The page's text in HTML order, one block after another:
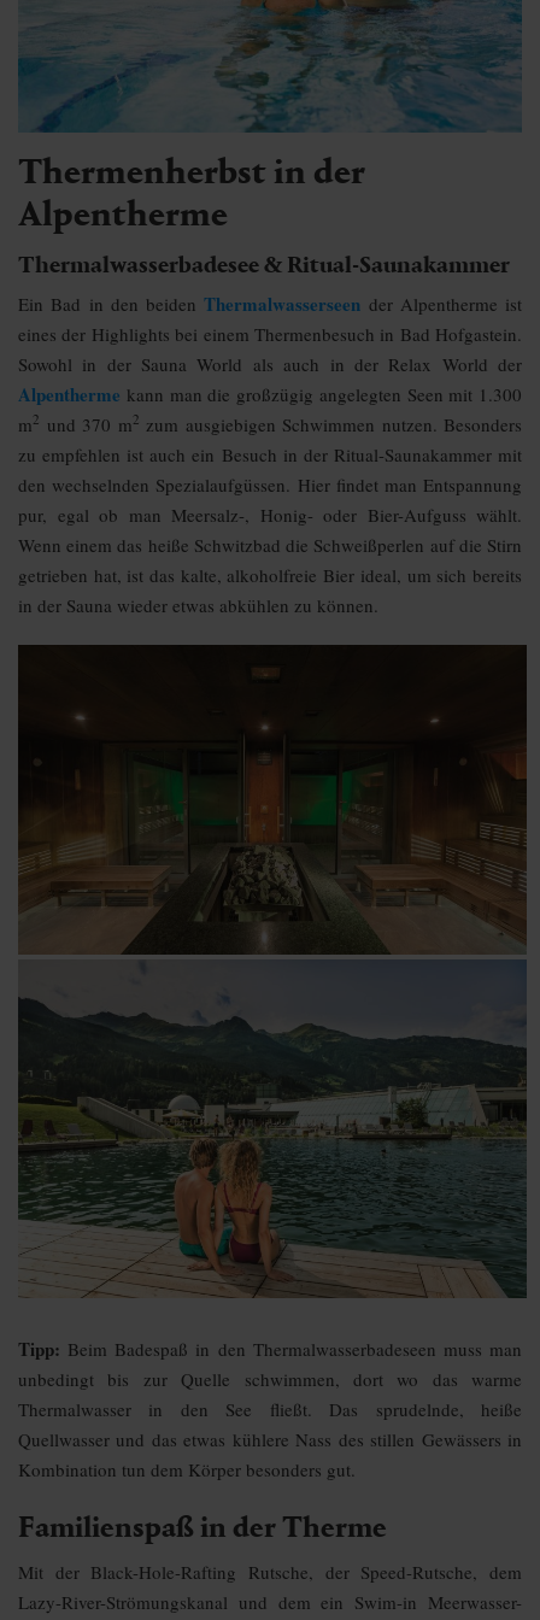
Thermenherbst in der
Alpentherme
Thermalwasserbadesee & Ritual-Saunakammer
Ein Bad in den beidenThermalwasserseen der Alpentherme ist
eines der Highlights bei einem Thermenbesuch in Bad Hofgastein.
Sowohl in der Sauna World als auch in der Relax World der
Alpentherme kann man die großzügig angelegten Seen mit 1.300
m2 und 370 m2 zum ausgiebigen Schwimmen nutzen. Besonders
zu empfehlen ist auch ein Besuch in der Ritual-Saunakammer mit
den wechselnden Spezialaufgüssen. Hier findet man Entspannung
pur, egal ob man Meersalz-, Honig- oder Bier-Aufguss wählt.
Wenn einem das heiße Schwitzbad die Schweißperlen auf die Stirn
getrieben hat, ist das kalte, alkoholfreie Bier ideal, um sich bereits
in der Sauna wieder etwas abkühlen zu können.
Tipp: Beim Badespaß in den Thermalwasserbadeseen muss man
unbedingt bis zur Quelle schwimmen, dort wo das warme
Thermalwasser in den See fließt. Das sprudelnde, heiße
Quellwasser und das etwas kühlere Nass des stillen Gewässers in
Kombination tun dem Körper besonders gut.
Familienspaß in der Therme
Mit der Black-Hole-Rafting Rutsche, der Speed-Rutsche, dem
Lazy-River-Strömungskanal und dem ein Swim-in Meerwasser-